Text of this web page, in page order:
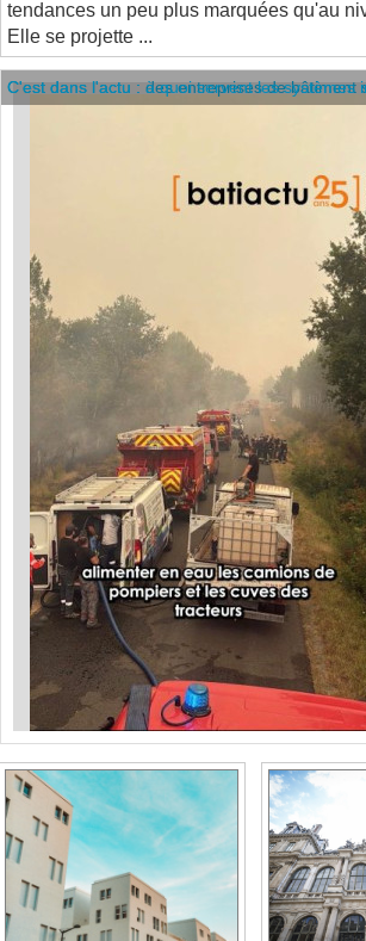
Elle se projette ...
C'est dans l'actu : des entreprises de
C'est dans l'actu : à quoi servent les systèmes